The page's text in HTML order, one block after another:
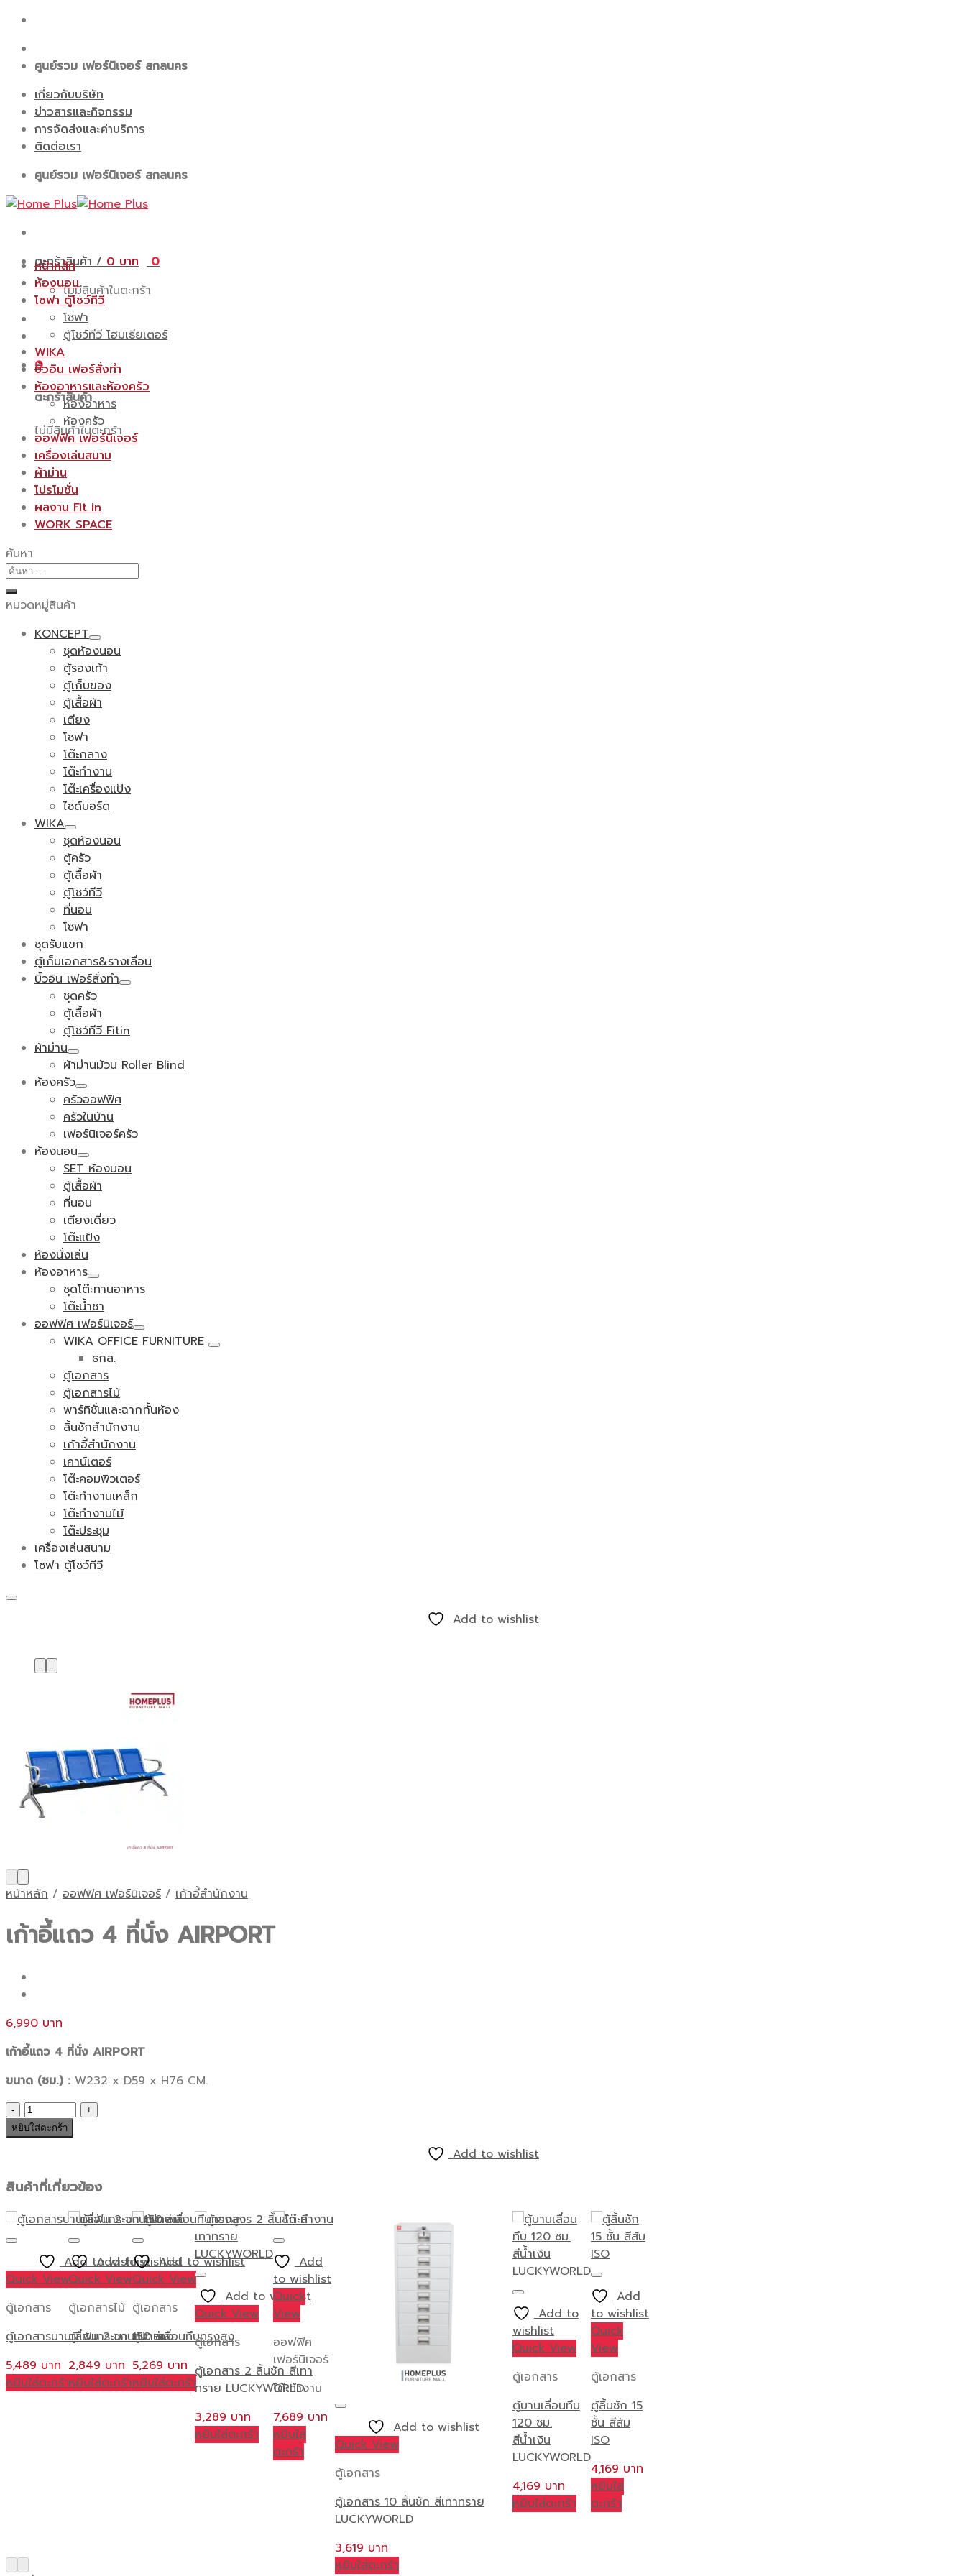
Skip
content
ศูนย์รวม เฟอร์นิเจอร์ สกลนคร
เกี่ยวกับบริษัท
ข่าวสารและกิจกรรม
การจัดส่งและค่าบริการ
ติดต่อเรา
ศูนย์รวม เฟอร์นิเจอร์ สกลนคร
ตะกร้าสินค้า /0
0
ไม่มีสินค้าในตะกร้า
0
ตะกร้าสินค้า
ไม่มีสินค้าในตะกร้า
หน้าหลัก
ห้องนอน
โซฟา ตู้โชว์ทีวี
โซฟา
ตู้โชว์ทีวี โฮมเธียเตอร์
WIKA
บิ้วอิน เฟอร์สั่งทำ
ห้องอาหารและห้องครัว
ห้องอาหาร
ห้องครัว
ออฟฟิศ เฟอร์นิเจอร์
เครื่องเล่นสนาม
ผ้าม่าน
โปรโมชั่น
ผลงาน Fit in
WORK SPACE
ค้นหา
ค้นหา:
หมวดหมู่สินค้า
KONCEPT
ชุดห้องนอน
ตู้รองเท้า
ตู้เก็บของ
ตู้เสื้อผ้า
เตียง
โซฟา
โต๊ะกลาง
โต๊ะทำงาน
โต๊ะเครื่องแป้ง
ไซด์บอร์ด
WIKA
ชุดห้องนอน
ตู้ครัว
ตู้เสื้อผ้า
ตู้โชว์ทีวี
ที่นอน
โซฟา
ชุดรับแขก
ตู้เก็บเอกสาร&รางเลื่อน
บิ้วอิน เฟอร์สั่งทำ
ชุดครัว
ตู้เสื้อผ้า
ตู้โชว์ทีวี Fitin
ผ้าม่าน
ผ้าม่านม้วน Roller Blind
ห้องครัว
ครัวออฟฟิศ
ครัวในบ้าน
เฟอร์นิเจอร์ครัว
ห้องนอน
SET ห้องนอน
ตู้เสื้อผ้า
ที่นอน
เตียงเดี่ยว
โต๊ะแป้ง
ห้องนั่งเล่น
ห้องอาหาร
ชุดโต๊ะทานอาหาร
โต๊ะน้ำชา
ออฟฟิศ เฟอร์นิเจอร์
WIKA OFFICE FURNITURE
ธกส.
ตู้เอกสาร
ตู้เอกสารไม้
พาร์ทิชั่นและฉากกั้นห้อง
ลิ้นชักสำนักงาน
เก้าอี้สำนักงาน
เคาน์เตอร์
โต๊ะคอมพิวเตอร์
โต๊ะทำงานเหล็ก
โต๊ะทำงานไม้
โต๊ะประชุม
เครื่องเล่นสนาม
โซฟา ตู้โชว์ทีวี
Add to wishlist
หน้าหลัก / ออฟฟิศ เฟอร์นิเจอร์ / เก้าอี้สำนักงาน
เก้าอี้แถว 4 ที่นั่ง AIRPORT
6,990
เก้าอี้แถว 4 ที่นั่ง AIRPORT
ขนาด (ซม.) : W232 x D59 x H76 CM.
จำนวน
เก้าอี้
แถว
ที่
นั่ง
AIRPORT
ชิ้น
หยิบใส่ตะกร้า
Add to wishlist
สินค้าที่เกี่ยวข้อง
Add to wishlist
Quick View
ตู้เอกสาร
ตู้เอกสารบานเลื่อนกระจก 150 ซม.
5,489
หยิบใส่ตะกร้า
Add to wishlist
Quick View
ตู้เอกสารไม้
ตู้แฟ้ม 2 บานเปิดล่าง
2,849
หยิบใส่ตะกร้า
Add to wishlist
Quick View
ตู้เอกสาร
ตู้บานเลื่อนทึบทรงสูง
5,269
หยิบใส่ตะกร้า
Add to wishlist
Quick View
ตู้เอกสาร
ตู้เอกสาร 2 ลิ้นชัก สีเทา
ทราย LUCKYWORLD
3,289
หยิบใส่ตะกร้า
Add
to wishlist
Quick
View
ออฟฟิศ
เฟอร์นิเจอร์
โต๊ะทำงาน
7,689
หยิบใส่
ตะกร้า
Add to wishlist
Quick View
ตู้เอกสาร
ตู้เอกสาร 10 ลิ้นชัก สีเทาทราย
LUCKYWORLD
3,619
หยิบใส่ตะกร้า
Add to
wishlist
Quick View
ตู้เอกสาร
ตู้บานเลื่อนทึบ
120 ซม.
สีน้ำเงิน
LUCKYWORLD
4,169
หยิบใส่ตะกร้า
Add
to wishlist
Quick
View
ตู้เอกสาร
ตู้ลิ้นชัก 15
ชั้น สีส้ม
ISO
4,169
หยิบใส่
ตะกร้า